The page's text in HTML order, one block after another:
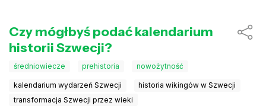
Czy mógłbyś podać kalendarium
historii Szwecji?
średniowiecze prehistoria nowożytność
kalendarium wydarzeń Szwecji
historia wikingów w Szwecji
transformacja Szwecji przez wieki